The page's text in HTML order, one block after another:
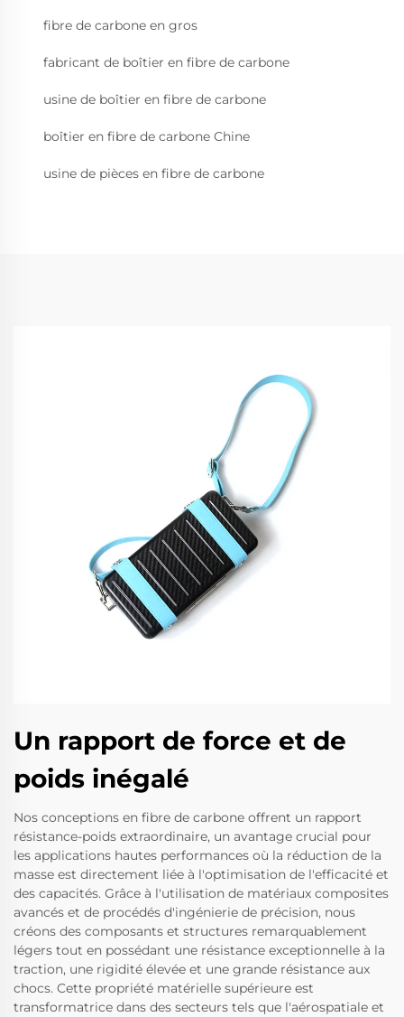
fibre de carbone en gros
fabricant de boîtier en fibre de carbone
usine de boîtier en fibre de carbone
boîtier en fibre de carbone Chine
usine de pièces en fibre de carbone
Un rapport de force et de
poids inégalé
Nos conceptions en fibre de carbone offrent un rapport
résistance-poids extraordinaire, un avantage crucial pour
les applications hautes performances où la réduction de la
masse est directement liée à l'optimisation de l'efficacité et
des capacités. Grâce à l'utilisation de matériaux composites
avancés et de procédés d'ingénierie de précision, nous
créons des composants et structures remarquablement
légers tout en possédant une résistance exceptionnelle à la
traction, une rigidité élevée et une grande résistance aux
chocs. Cette propriété matérielle supérieure est
transformatrice dans des secteurs tels que l'aérospatiale et